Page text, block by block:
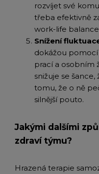
rozvíjet své
třeba efektivně
work-life
Snížení
dokážou
prací a osobním
snižuje se
tomu, že o ně
silnější pouto.
Jakými dalšími
zdraví týmu?
Hrazená terapie